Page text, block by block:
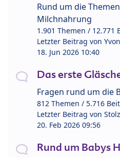
Rund um die
Milchnahrung
1.901 Themen / 12.771
Letzter Beitrag von
18. Jun 2026 10:40
Das erste
Fragen rund um die
812 Themen / 5.716
Letzter Beitrag von
20. Feb 2026 09:56
Rund um Babys